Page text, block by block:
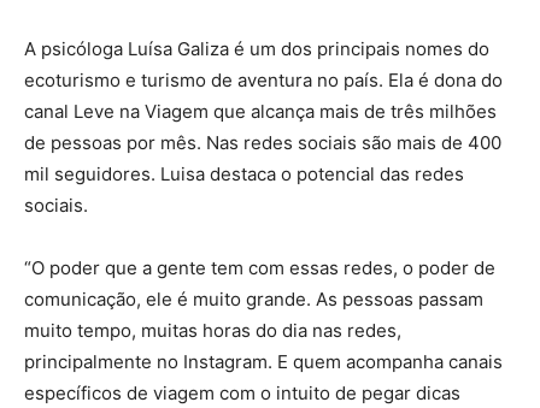
A psicóloga Luísa Galiza é um dos principais nomes do
ecoturismo e turismo de aventura no país. Ela é dona do
canal Leve na Viagem que alcança mais de três milhões
de pessoas por mês. Nas redes sociais são mais de 400
mil seguidores. Luisa destaca o potencial das redes
sociais.
“O poder que a gente tem com essas redes, o poder de
comunicação, ele é muito grande. As pessoas passam
muito tempo, muitas horas do dia nas redes,
principalmente no Instagram. E quem acompanha canais
específicos de viagem com o intuito de pegar dicas